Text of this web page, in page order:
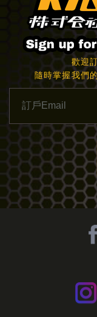
歡迎
隨時掌握我們